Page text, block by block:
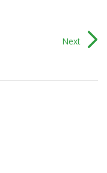
Next